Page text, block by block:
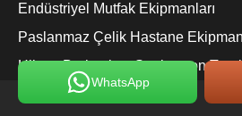
WhatsApp
Endüstriyel Mutfak Ekipmanları
Paslanmaz Çelik Hastane
Hijyen Bariyeri ve Sanitasyon
Çöp Kovaları